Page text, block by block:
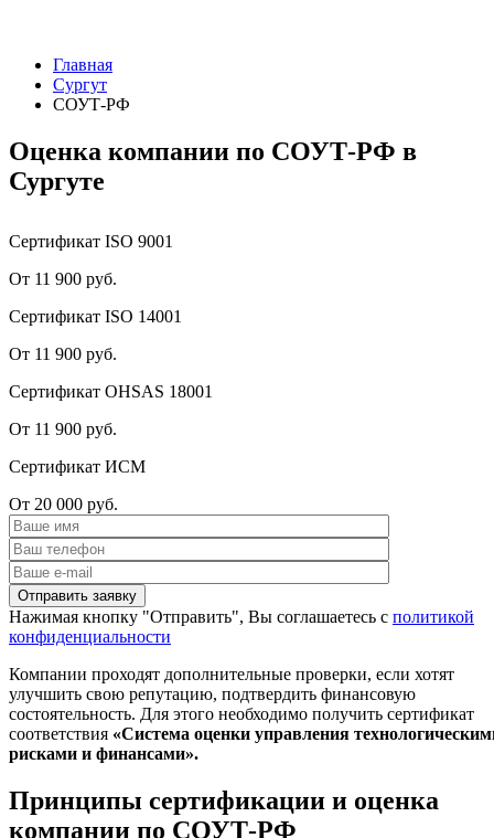
Главная
Сургут
СОУТ-РФ
Оценка компании по СОУТ-РФ в
Сургуте
Сертификат ISO 9001
От 11 900 руб.
Сертификат ISO 14001
От 11 900 руб.
Сертификат OHSAS 18001
От 11 900 руб.
Сертификат ИСМ
От 20 000 руб.
Нажимая кнопку "Отправить", Вы соглашаетесь с политикой
конфиденциальности
Компании проходят дополнительные проверки, если хотят
улучшить свою репутацию, подтвердить финансовую
состоятельность. Для этого необходимо получить сертификат
соответствия «Система оценки управления
рисками и финансами».
Принципы сертификации и оценка
компании по СОУТ-РФ